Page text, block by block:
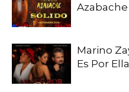
Azabache
Marino
Es Por Ella